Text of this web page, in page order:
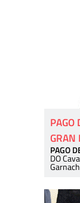
PAGO
GRAN
PAGO
DO Cava